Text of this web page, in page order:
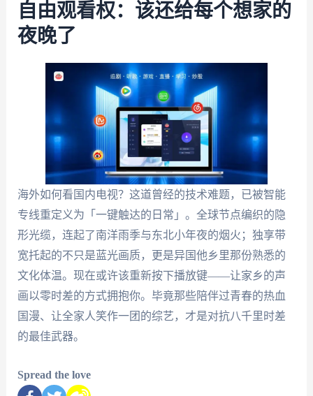
自由观看权：该还给每个想家的
夜晚了
海外如何看国内电视？这道曾经的技术难题，已被智能
专线重定义为「一键触达的日常」。全球节点编织的隐
形光缆，连起了南洋雨季与东北小年夜的烟火；独享带
宽托起的不只是蓝光画质，更是异国他乡里那份熟悉的
文化体温。现在或许该重新按下播放键——让家乡的声
画以零时差的方式拥抱你。毕竟那些陪伴过青春的热血
国漫、让全家人笑作一团的综艺，才是对抗八千里时差
的最佳武器。
Spread the love